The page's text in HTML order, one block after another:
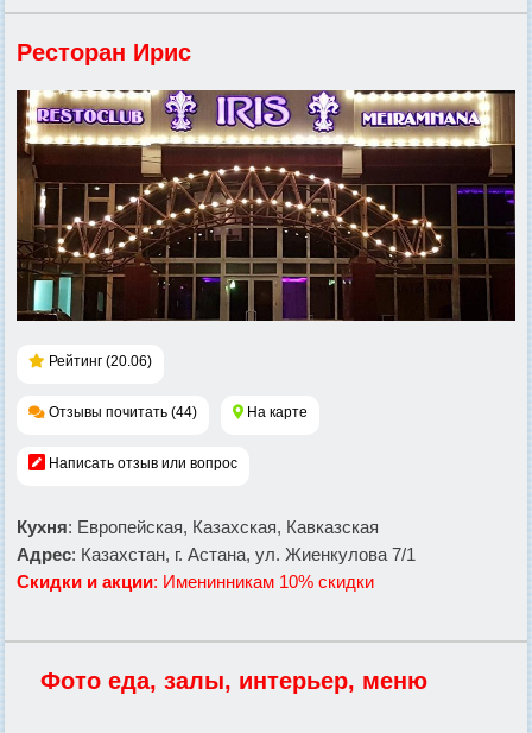
Ресторан Ирис
Рейтинг (20.06)
Отзывы почитать (44) На карте
Написать отзыв или вопрос
Кухня: Европейская, Казахская, Кавказская
Адрес: Казахстан, г. Астана, ул. Жиенкулова 7/1
Скидки и акции: Именинникам 10% скидки
Фото еда, залы, интерьер, меню